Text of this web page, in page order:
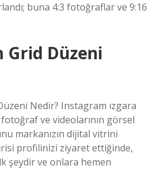
buna 4:3 fotoğraflar ve 9:16
Düzeni
Nedir? Instagram ızgara
ve videolarının görsel
markanızın dijital vitrini
profilinizi ziyaret ettiğinde,
şeydir ve onlara hemen